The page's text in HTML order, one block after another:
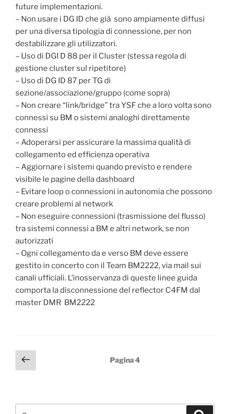
future implementazioni.
– Non usare i DG ID che già sono ampiamente diffusi
per una diversa tipologia di connessione, per non
destabilizzare gli utilizzatori.
– Uso di DGI D 88 per il Cluster (stessa regola di
gestione cluster sul ripetitore)
– Uso di DG ID 87 per TG di
sezione/associazione/gruppo (come sopra)
– Non creare “link/bridge” tra YSF che a loro volta sono
connessi su BM o sistemi analoghi direttamente
connessi
– Adoperarsi per assicurare la massima qualità di
collegamento ed efficienza operativa
– Aggiornare i sistemi quando previsto e rendere
visibile le pagine della dashboard
– Evitare loop o connessioni in autonomia che possono
creare problemi al network
– Non eseguire connessioni (trasmissione del flusso)
tra sistemi connessi a BM e altri network, se non
autorizzati
– Ogni collegamento da e verso BM deve essere
gestito in concerto con il Team BM2222, via mail sui
canali ufficiali. L’inosservanza di queste linee guida
comporta la disconnessione del reflector C4FM dal
master DMR BM2222
Paginazione
degli
Pagina
precedente
Pagina4